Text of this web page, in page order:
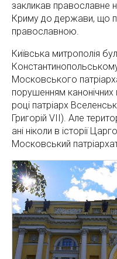
закликав православне
Криму до держави, що
православною.
Київська митрополія
Московського
порушенням
році патріарх
Григорій VII). Але
ані ніколи в історії
Московський